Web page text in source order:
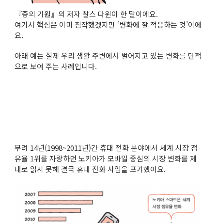
『종의 기원』의 저자 찰스 다윈이 한 말이에요.
여기서 핵심은 이미 짐작했겠지만 ‘변화에 잘 적응하는 것’이에
요.
아래 예는 실제 우리 생활 주변에서 벌어지고 있는 변화를 단적
으로 보여 주는 사례입니다.
무려 14년(1998~2011년)간 휴대 전화 분야에서 세계 시장 점
유율 1위를 자랑하던 노키아가 모바일 중심의 시장 변화를 제
대로 읽지 못해 결국 휴대 전화 사업을 포기했어요.